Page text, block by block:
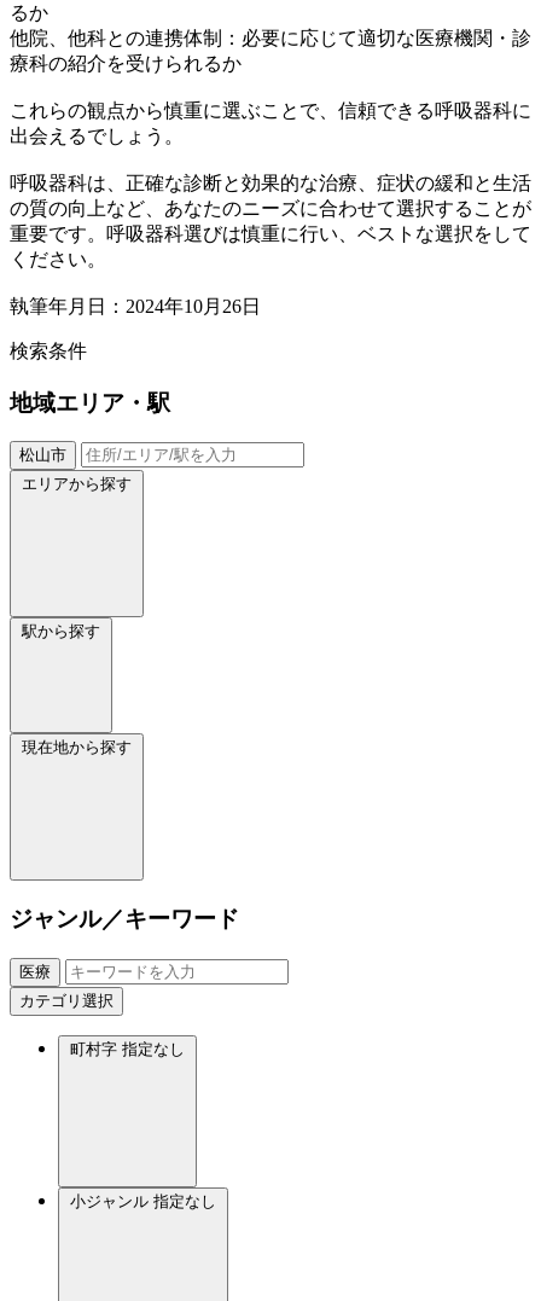
るか
他院、他科との連携体制：必要に応じて適切な医療機関・診
療科の紹介を受けられるか
これらの観点から慎重に選ぶことで、信頼できる呼吸器科に
出会えるでしょう。
呼吸器科は、正確な診断と効果的な治療、症状の緩和と生活
の質の向上など、あなたのニーズに合わせて選択することが
重要です。呼吸器科選びは慎重に行い、ベストな選択をして
ください。
執筆年月日：2024年10月26日
検索条件
地域エリア・駅
松山市
エリアから探す
駅から探す
現在地から探す
ジャンル／キーワード
医療
カテゴリ選択
町村字 指定なし
小ジャンル 指定なし